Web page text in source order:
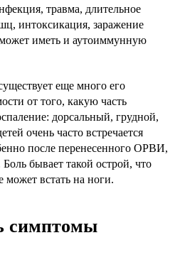
травма, длительное
интоксикация, заражение
иметь и аутоиммунную
еще много его
от того, какую часть
дорсальный, грудной,
очень часто встречается
после перенесенного ОРВИ,
бывает такой острой, что
может встать на ноги.
симптомы